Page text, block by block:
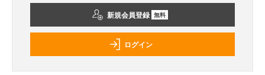
新規会員登録 無料
ログイン